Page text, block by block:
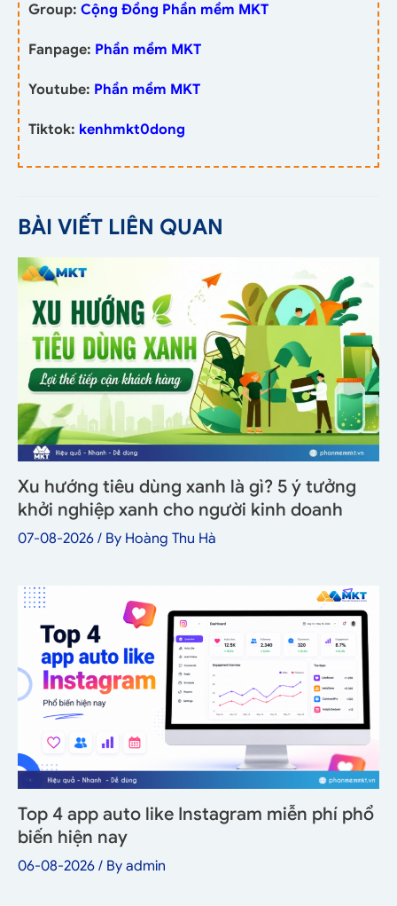
Group: Cộng Đồng Phần mềm MKT
Fanpage: Phần mềm MKT
Youtube: Phần mềm MKT
Tiktok: kenhmkt0dong
BÀI VIẾT LIÊN QUAN
Xu hướng tiêu dùng xanh là gì? 5 ý tưởng
khởi nghiệp xanh cho người kinh doanh
07-08-2026 / By Hoàng Thu Hà
Top 4 app auto like Instagram miễn phí phổ
biến hiện nay
06-08-2026 / By admin